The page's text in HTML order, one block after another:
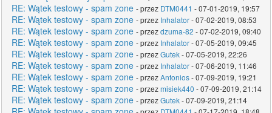
RE: Wątek testowy - spam zone - przez DTM0441 - 07-01-2019, 19:57
RE: Wątek testowy - spam zone - przez Inhalator- 07-02-2019, 08:53
RE: Wątek testowy - spam zone - przezdzuma-82 - 07-02-2019, 09:40
RE: Wątek testowy - spam zone - przez Inhalator- 07-05-2019, 09:45
RE: Wątek testowy - spam zone - przezGutek- 07-05-2019, 22:26
RE: Wątek testowy - spam zone - przez Inhalator- 07-06-2019, 11:46
RE: Wątek testowy - spam zone - przezAntonios- 07-09-2019, 19:21
RE: Wątek testowy - spam zone - przezmisiek440 - 07-09-2019, 21:14
RE: Wątek testowy - spam zone - przezGutek- 07-09-2019, 21:14